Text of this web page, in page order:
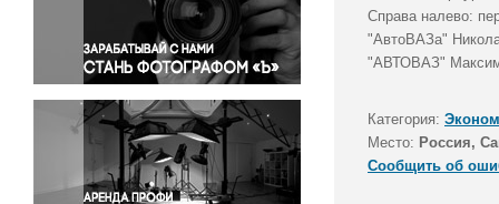
Правосудие
Происшествия и конфликты
Религия
Светская жизнь
Спорт
Экология
Экономика и бизнес
Справа налево:
"АвтоВАЗа"
"АВТОВАЗ" Максим
Категория:
Место: Россия,
Сообщить об